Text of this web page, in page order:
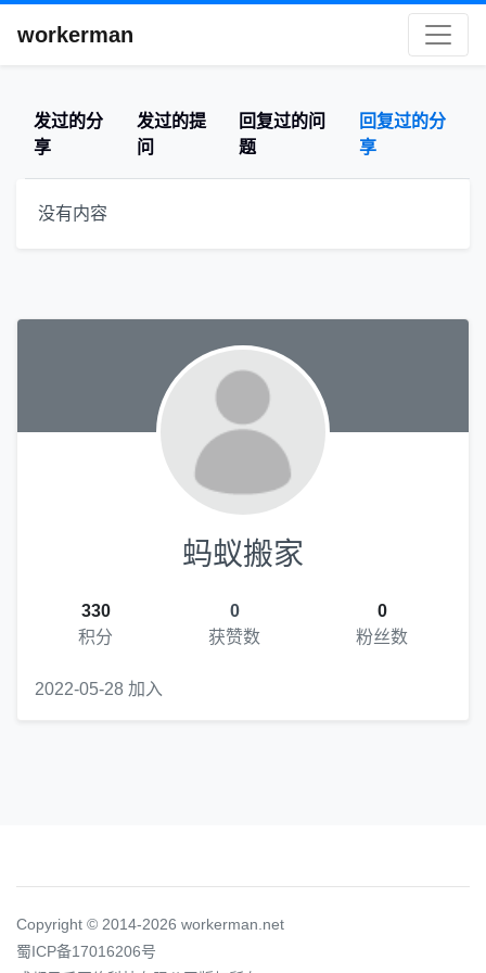
workerman
发过的分
享
发过的提
问
回复过的问
题
回复过的分
享
没有内容
蚂蚁搬家
330
积分
0
获赞数
0
粉丝数
2022-05-28 加入
Copyright © 2014-2026 workerman.net
蜀ICP备17016206号